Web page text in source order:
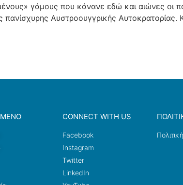
γάμους που κάνανε εδώ και αιώνες οι
Αυστροουγγρικής Αυτοκρατορίας.
CONNECT WITH US
Facebook
Instagram
Twitter
LinkedIn